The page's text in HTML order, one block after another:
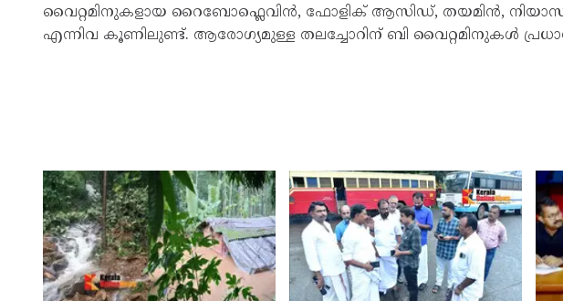
വൈറ്റമിനുകളായ റൈബോഫ്ലെവിൻ, ഫോളിക് ആസിഡ്, തയമിൻ,
എന്നിവ കൂണിലുണ്ട്. ആരോഗ്യമുള്ള തലച്ചോറിന് ബി വൈറ്റമിനുകൾ